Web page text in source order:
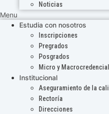
Noticias
Menu
Estudia con nosotros
Inscripciones
Pregrados
Posgrados
Micro y
Institucional
Aseguramiento de la
Rectoría
Direcciones